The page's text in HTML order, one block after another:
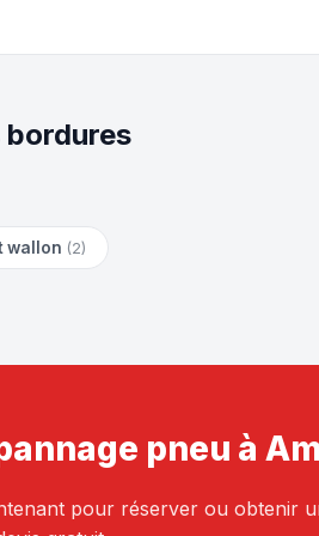
bordures
wallon (2)
pneu à
pour réserver ou obtenir